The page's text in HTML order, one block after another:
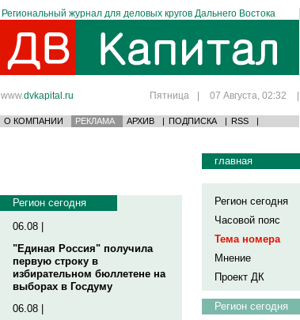
Региональный журнал для деловых кругов Дальнего Востока
www.dvkapital.ru Пятница | 07 Августа, 02:32 |
О КОМПАНИИ РЕКЛАМА АРХИВ | ПОДПИСКА | RSS |
Регион сегодня
06.08 |
"Единая Россия" получила
первую строку в
избирательном бюллетене на
выборах в Госдуму
06.08 |
главная
Регион сегодня
Часовой пояс
Тема номера
Мнение
Проект ДК
Регион сегодня